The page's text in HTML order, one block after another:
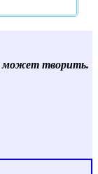
может творить.